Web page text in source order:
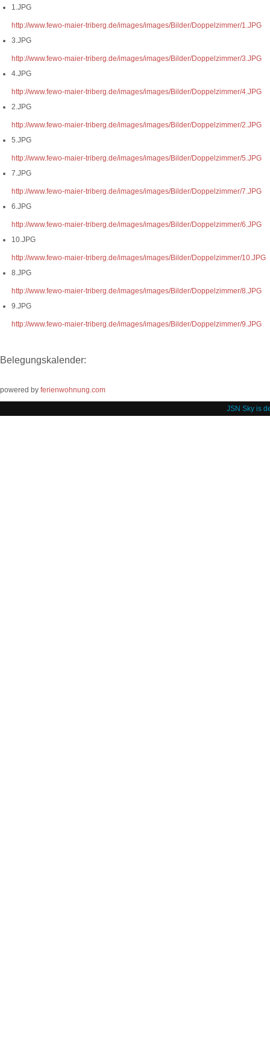
1.JPG
http://www.fewo-maier-triberg.de/images/images/Bilder/Doppelzimmer/1.JPG
3.JPG
http://www.fewo-maier-triberg.de/images/images/Bilder/Doppelzimmer/3.JPG
4.JPG
http://www.fewo-maier-triberg.de/images/images/Bilder/Doppelzimmer/4.JPG
2.JPG
http://www.fewo-maier-triberg.de/images/images/Bilder/Doppelzimmer/2.JPG
5.JPG
http://www.fewo-maier-triberg.de/images/images/Bilder/Doppelzimmer/5.JPG
7.JPG
http://www.fewo-maier-triberg.de/images/images/Bilder/Doppelzimmer/7.JPG
6.JPG
http://www.fewo-maier-triberg.de/images/images/Bilder/Doppelzimmer/6.JPG
10.JPG
http://www.fewo-maier-triberg.de/images/images/Bilder/Doppelzimmer/10.JPG
8.JPG
http://www.fewo-maier-triberg.de/images/images/Bilder/Doppelzimmer/8.JPG
9.JPG
http://www.fewo-maier-triberg.de/images/images/Bilder/Doppelzimmer/9.JPG
Belegungskalender:
powered by ferienwohnung.com
JSN Sky is